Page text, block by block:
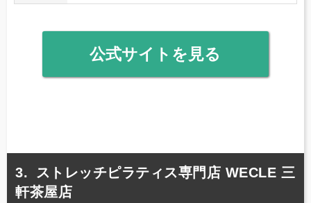
公式サイトを見る
ストレッチピラティス専門店 WECLE 三
軒茶屋店